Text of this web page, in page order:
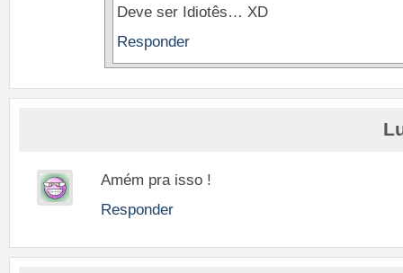
Deve ser Idiotês… XD
Responder
Amém pra isso !
Responder